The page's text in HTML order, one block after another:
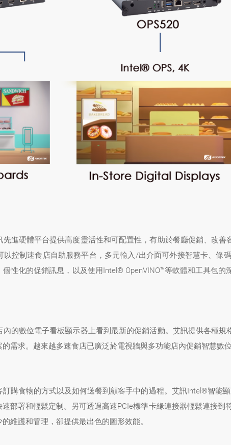
進硬體平台提供高度靈活性和可配置性，有助於餐廳促銷、改
控制速食店自助服務平台，多元輸入/出介面可外接智慧卡、條
性化的促銷訊息，以及使用Intel® OpenVINO™等軟體和工具包
的數位電子看板顯示器上看到最新的促銷活動。艾訊提供各種
需求。越來越多速食店已廣泛於電視牆與多功能店內促銷智慧數
購食物的方式以及如何送餐到顧客手中的過程。艾訊Intel®智能
部署和輕鬆定制。另可透過高速PCIe標準卡緣連接器輕鬆連接
維護和管理，卻提供最出色的圖形效能。